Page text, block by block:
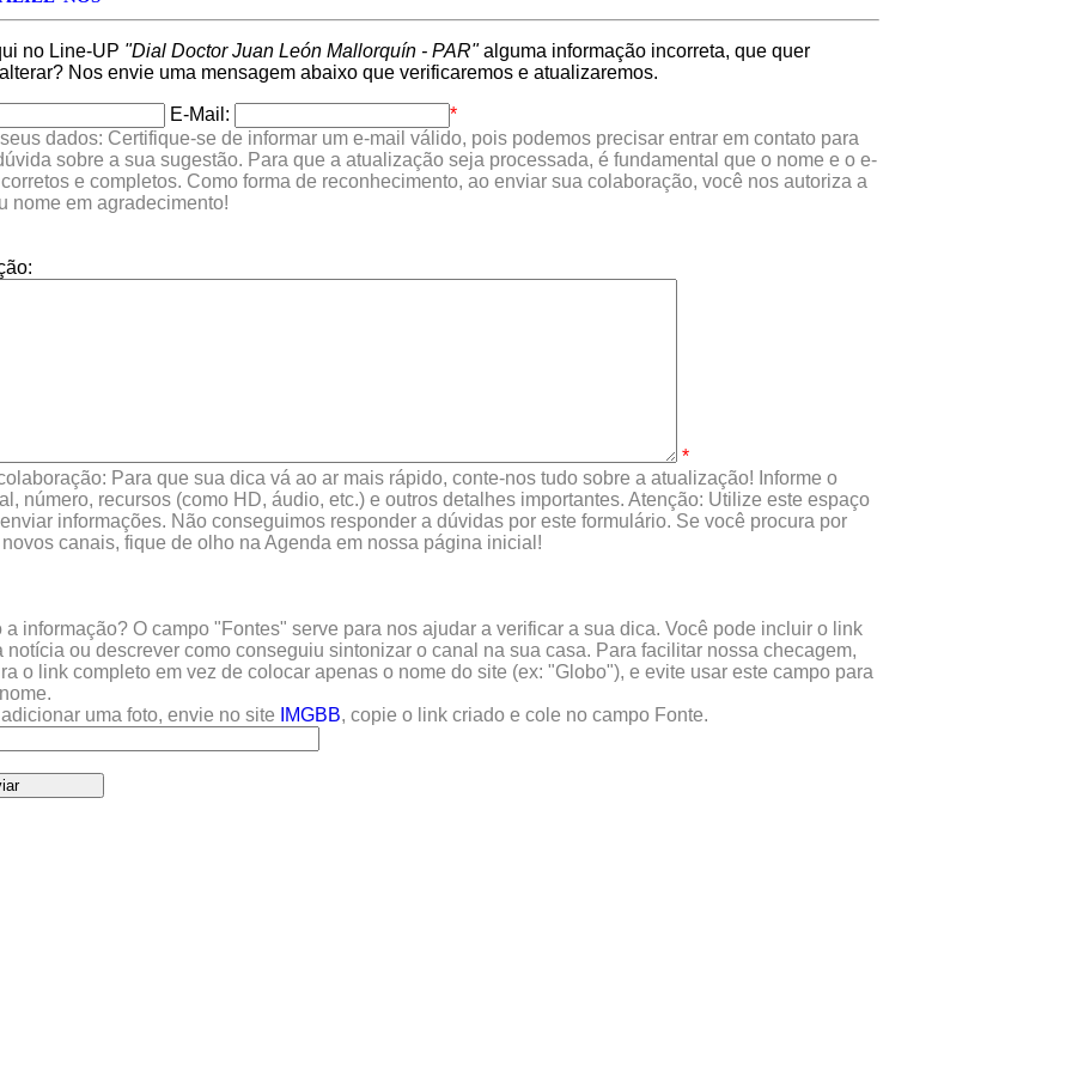
no Line-UP "Dial Doctor Juan León Mallorquín - PAR"alguma informação incorreta, que quer
Nos envie uma mensagem abaixo que verificaremos e atualizaremos.
E-Mail:
*
dados: Certifique-se de informar um e-mail válido, pois podemos precisar entrar em contato para
sobre a sua sugestão. Para que a atualização seja processada, é fundamental que o nome e o e-
e completos. Como forma de reconhecimento, ao enviar sua colaboração, você nos autoriza a
nome em agradecimento!
*
Para que sua dica vá ao ar mais rápido, conte-nos tudo sobre a atualização! Informe o
número, recursos (como HD, áudio, etc.) e outros detalhes importantes. Atenção: Utilize este espaço
informações. Não conseguimos responder a dúvidas por este formulário. Se você procura por
canais, fique de olho na Agenda em nossa página inicial!
a informação? O campo "Fontes" serve para nos ajudar a verificar a sua dica. Você pode incluir o link
notícia ou descrever como conseguiu sintonizar o canal na sua casa. Para facilitar nossa checagem,
o link completo em vez de colocar apenas o nome do site (ex: "Globo"), e evite usar este campo para
uma foto, envie no site
IMGBB, copie o link criado e cole no campo Fonte.